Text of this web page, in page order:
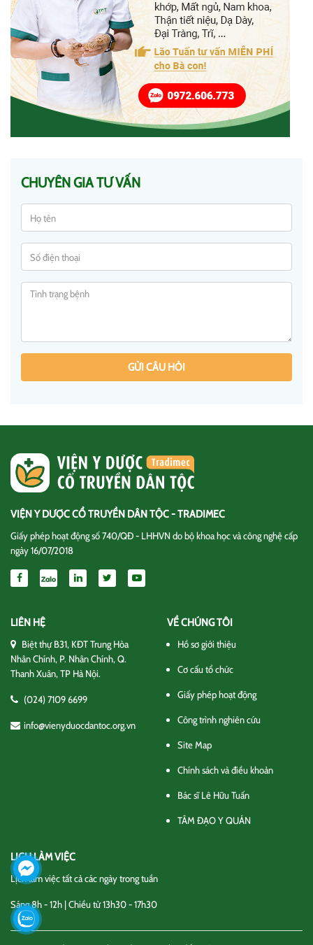
CHUYÊN GIA TƯ VẤN
GỬI CÂU HỎI
VIỆN Y DƯỢC CỔ TRUYỀN DÂN TỘC - TRADIMEC
Giấy phép hoạt động số 740/QĐ - LHHVN do bộ khoa học và công nghệ cấp
ngày 16/07/2018
LIÊN HỆ
Biệt thự B31, KĐT Trung Hòa
Nhân Chính, P. Nhân Chính, Q.
Thanh Xuân, TP Hà Nội.
(024) 7109 6699
info@vienyduocdantoc.org.vn
VỀ CHÚNG TÔI
Hồ sơ giới thiệu
Cơ cấu tổ chức
Giấy phép hoạt động
Công trình nghiên cứu
Site Map
Chính sách và điều khoản
Bác sĩ Lê Hữu Tuấn
TÂM ĐẠO Y QUÁN
LỊCH LÀM VIỆC
Lịch làm việc tất cả các ngày trong tuần
Sáng 8h - 12h | Chiều từ 13h30 - 17h30